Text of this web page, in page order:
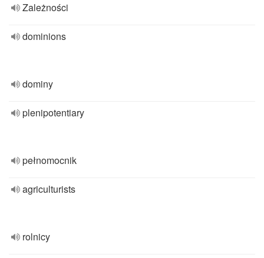
Zależności
dominions
dominy
plenipotentiary
pełnomocnik
agriculturists
rolnicy